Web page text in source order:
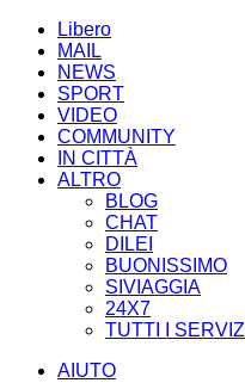
Libero
MAIL
NEWS
SPORT
VIDEO
COMMUNITY
IN CITTÀ
ALTRO
BLOG
CHAT
DILEI
BUONISSIMO
SIVIAGGIA
24X7
TUTTI I SERVIZI
AIUTO